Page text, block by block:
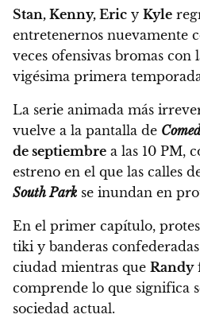
Stan, Kenny, Eric y Kyle
entretenernos nuevamente
veces ofensivas bromas con
vigésima primera
La serie animada más
vuelve a la pantalla de
de septiembre a las 10 PM,
estreno en el que las calles
South Park se inundan en
En el primer capítulo,
tiki y banderas
ciudad mientras que Randy
comprende lo que significa
sociedad actual.